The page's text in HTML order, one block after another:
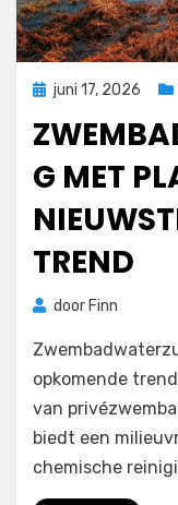
Geplaatst
juni 17, 2026
G MET
TREND
door Finn
opkomende
van
biedt een
chemische